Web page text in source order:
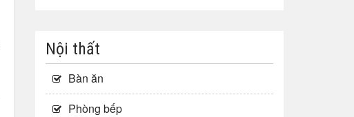
Nội thất
Bàn ăn
Phòng bếp